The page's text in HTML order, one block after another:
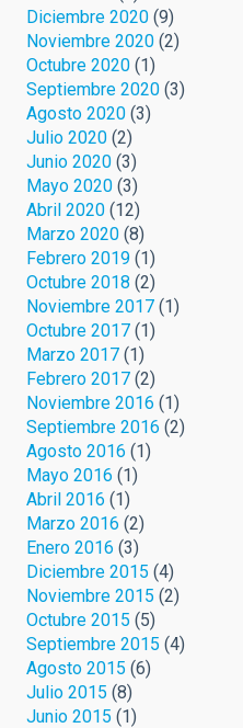
Diciembre 2020 (9)
Noviembre 2020 (2)
Octubre 2020 (1)
Septiembre 2020 (3)
Agosto 2020 (3)
Julio 2020 (2)
Junio 2020 (3)
Mayo 2020 (3)
Abril 2020 (12)
Marzo 2020 (8)
Febrero 2019 (1)
Octubre 2018 (2)
Noviembre 2017 (1)
Octubre 2017 (1)
Marzo 2017 (1)
Febrero 2017 (2)
Noviembre 2016 (1)
Septiembre 2016 (2)
Agosto 2016 (1)
Mayo 2016 (1)
Abril 2016 (1)
Marzo 2016 (2)
Enero 2016 (3)
Diciembre 2015 (4)
Noviembre 2015 (2)
Octubre 2015 (5)
Septiembre 2015 (4)
Agosto 2015 (6)
Julio 2015 (8)
Junio 2015 (1)